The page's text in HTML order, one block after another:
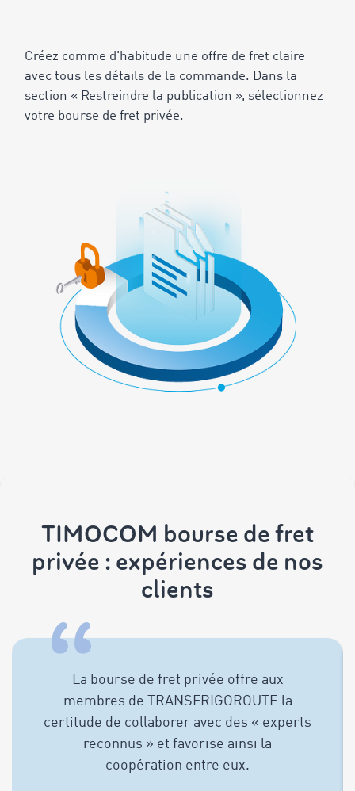
Créez comme d'habitude une offre de fret claire
avec tous les détails de la commande. Dans la
section « Restreindre la publication », sélectionnez
votre bourse de fret privée.
TIMOCOM bourse de fret
privée : expériences de nos
clients
La bourse de fret privée offre aux
membres de TRANSFRIGOROUTE la
certitude de collaborer avec des « experts
reconnus » et favorise ainsi la
coopération entre eux.